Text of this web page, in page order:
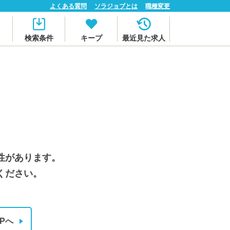
よくある質問 ソラジョブとは 職種変更
検索条件 キープ 最近見た求人
あります。
さい。
へ